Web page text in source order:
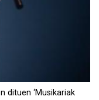
dituen ‘Musikariak